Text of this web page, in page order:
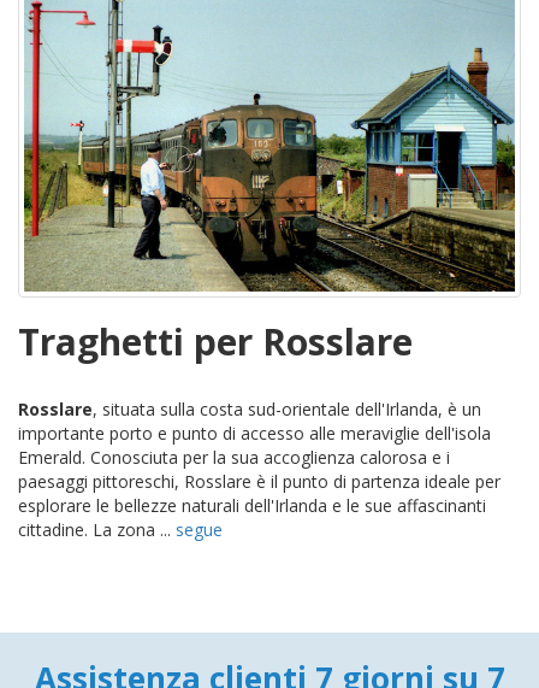
Traghetti per Rosslare
Rosslare, situata sulla costa sud-orientale dell'Irlanda, è un
importante porto e punto di accesso alle meraviglie dell'isola
Emerald. Conosciuta per la sua accoglienza calorosa e i
paesaggi pittoreschi, Rosslare è il punto di partenza ideale per
esplorare le bellezze naturali dell'Irlanda e le sue affascinanti
cittadine. La zona ... segue
Assistenza clienti 7 giorni su 7